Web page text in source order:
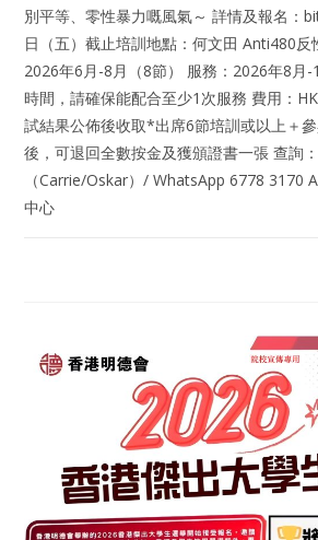
別平等、零性暴力嘅風氣～ 詳情及報名：
日（五）截止培訓地點：何文田 Anti480反
2026年6月-8月（8節） 服務：2026年8月
時間，請確保能配合至少1次服務 費用：
試結果公佈後收取*出席6節培訓或以上＋
後，可退回全數按金及獲頒證書一張 查詢
（Carrie/Oskar）/ WhatsApp 6778 3170
中心